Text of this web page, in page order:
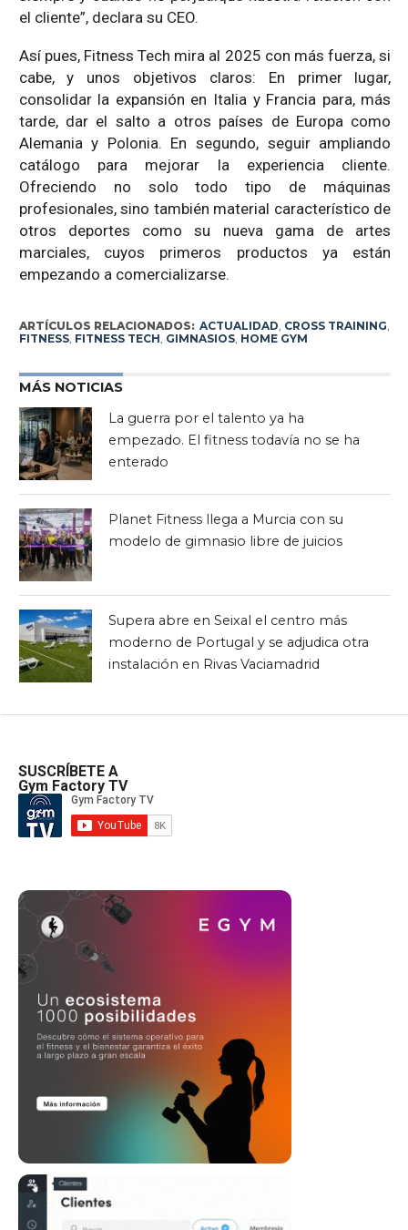
el cliente”, declara su CEO.
Así pues, Fitness Tech mira al 2025 con más fuerza, si
cabe, y unos objetivos claros: En primer lugar,
consolidar la expansión en Italia y Francia para, más
tarde, dar el salto a otros países de Europa como
Alemania y Polonia. En segundo, seguir ampliando
catálogo para mejorar la experiencia cliente.
Ofreciendo no solo todo tipo de máquinas
profesionales, sino también material característico de
otros deportes como su nueva gama de artes
marciales, cuyos primeros productos ya están
empezando a comercializarse.
ARTÍCULOS RELACIONADOS: ACTUALIDAD, CROSS TRAINING,
FITNESS, FITNESS TECH, GIMNASIOS, HOME GYM
MÁS NOTICIAS
La guerra por el talento ya ha
empezado. El fitness todavía no se ha
enterado
Planet Fitness llega a Murcia con su
modelo de gimnasio libre de juicios
Supera abre en Seixal el centro más
moderno de Portugal y se adjudica otra
instalación en Rivas Vaciamadrid
SUSCRÍBETE A
Gym Factory TV